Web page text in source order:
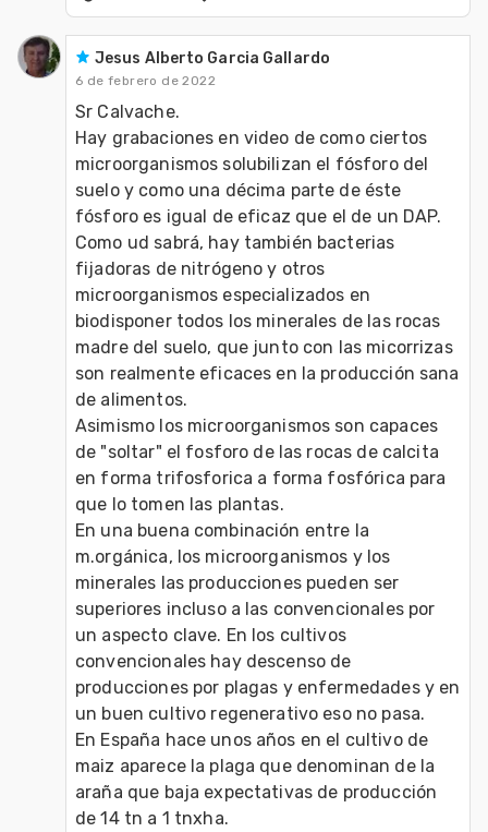
Jesus Alberto Garcia Gallardo
6 de febrero de 2022
Sr Calvache.
Hay grabaciones en video de como ciertos
microorganismos solubilizan el fósforo del
suelo y como una décima parte de éste
fósforo es igual de eficaz que el de un DAP.
Como ud sabrá, hay también bacterias
fijadoras de nitrógeno y otros
microorganismos especializados en
biodisponer todos los minerales de las rocas
madre del suelo, que junto con las micorrizas
son realmente eficaces en la producción sana
de alimentos.
Asimismo los microorganismos son capaces
de "soltar" el fosforo de las rocas de calcita
en forma trifosforica a forma fosfórica para
que lo tomen las plantas.
En una buena combinación entre la
m.orgánica, los microorganismos y los
minerales las producciones pueden ser
superiores incluso a las convencionales por
un aspecto clave. En los cultivos
convencionales hay descenso de
producciones por plagas y enfermedades y en
un buen cultivo regenerativo eso no pasa.
En España hace unos años en el cultivo de
maiz aparece la plaga que denominan de la
araña que baja expectativas de producción
de 14 tn a 1 tnxha.